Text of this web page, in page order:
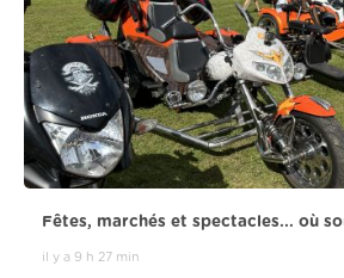
Fêtes, marchés et spectacles... où
il y a 9 h 27 min